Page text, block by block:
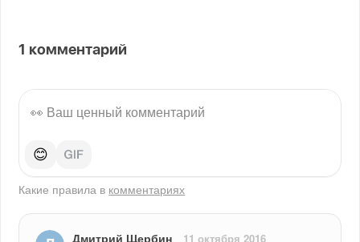
1 комментарий
😊
Какие правила в комментариях
Дмитрий Щербин 11 октября 2016